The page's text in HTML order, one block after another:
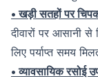
• खड़ी सतहों पर
दीवारों पर आसानी
लिए पर्याप्त समय
• व्यावसायिक रसोई